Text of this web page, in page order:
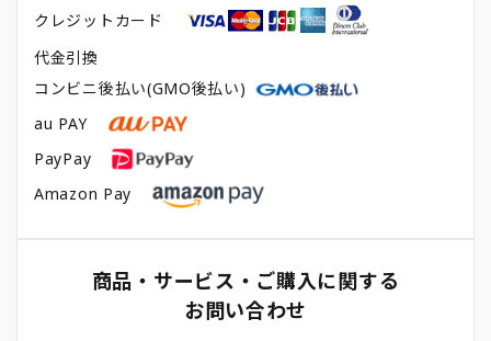
クレジットカード
代金引換
コンビニ後払い(GMO後払い)
au PAY
PayPay
Amazon Pay
商品・サービス・ご購入に関する
お問い合わせ